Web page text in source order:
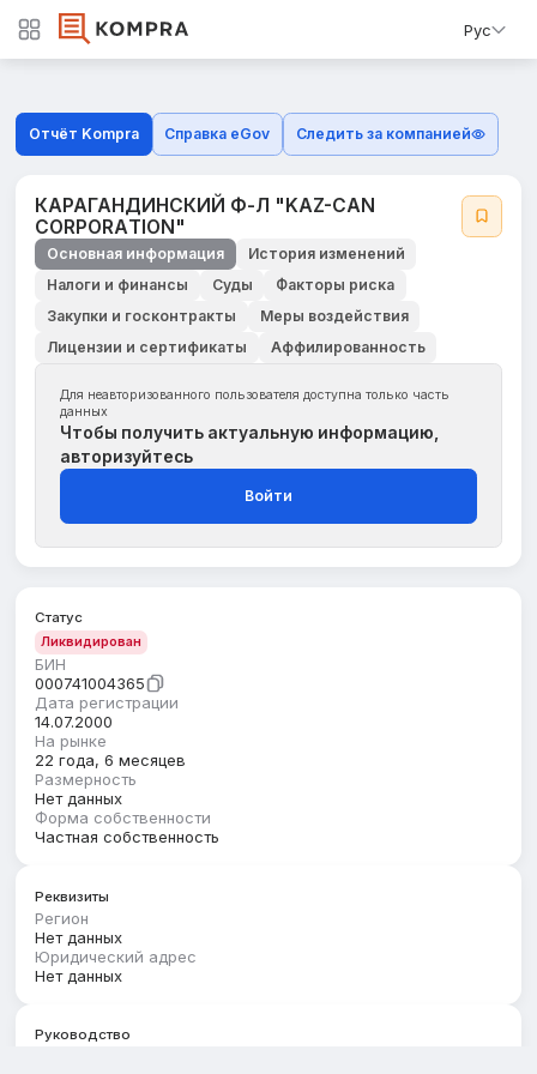
Рус
Отчёт Kompra Справка eGov Следить за компанией
КАРАГАНДИНСКИЙ Ф-Л "KAZ-CAN
CORPORAТION"
Основная информация
История изменений
Налоги и финансы
Суды
Факторы риска
Закупки и госконтракты
Меры воздействия
Лицензии и сертификаты
Аффилированность
Для неавторизованного пользователя доступна только часть
данных
Чтобы получить актуальную информацию,
авторизуйтесь
Войти
Статус
Ликвидирован
БИН
000741004365
Дата регистрации
14.07.2000
На рынке
22 года, 6 месяцев
Размерность
Нет данных
Форма собственности
Частная собственность
Реквизиты
Регион
Нет данных
Юридический адрес
Нет данных
Руководство